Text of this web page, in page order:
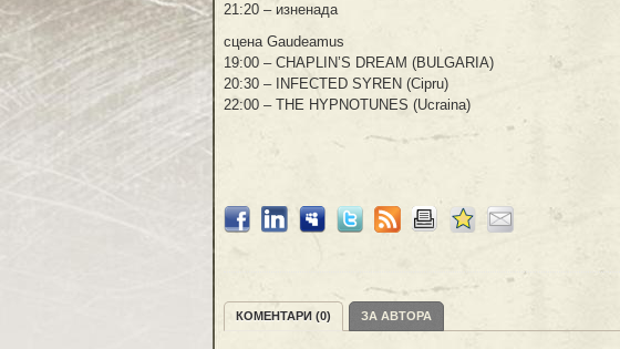
21:20 – изненада
сцена Gaudeamus
19:00 – CHAPLIN’S DREAM (BULGARIA)
20:30 – INFECTED SYREN (Cipru)
22:00 – THE HYPNOTUNES (Ucraina)
КОМЕНТАРИ (0) ЗА АВТОРА